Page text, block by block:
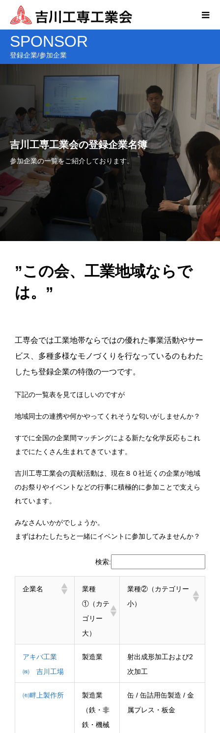
SPONSOR
登録企業/参加企業
吉川工専工業会の登録企業名簿
参加企業の一覧をご紹介しております。
”この会、工業地域ならで
は。”
工専会では工業地帯ならではの優れた事業活動やサー
ビス、多種多様なモノづくりを行なっているのもわた
したち登録企業の特徴の一つです。
下記の一覧表を見てほしいのですが
地域同士の連携や何かやってくれそうな匂いがしませんか？
すでに全国の企業間マッチングによる新たな化学反応もこれ
までにたくさん生まれてきています。
吉川工専工業会の貢献活動は、現在８０社近くの企業が地域
のお祭りやイベントなどの行事に積極的に参加ことで支えら
れています。
みなさんいかがでしょうか。
まずはわたしたちと一緒にイベントに参加してみませんか？
検索:
企業名
業種
①（カテ
ゴリー
大）
業種②（カテゴリー
小）
アキバ工業
㈱ 吉川工場
製造業
射出成形加工および2
次加工
㈲畔上製作所
製造業
（鉄・非
鉄・機械
缶 / 缶詰用缶製造 / 金
属プレス・板金